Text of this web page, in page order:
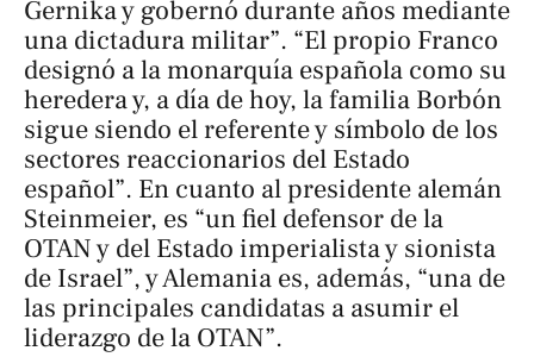
Gernika y gobernó durante años mediante
una dictadura militar”. “El propio Franco
designó a la monarquía española como su
heredera y, a día de hoy, la familia Borbón
sigue siendo el referente y símbolo de los
sectores reaccionarios del Estado
español”. En cuanto al presidente alemán
Steinmeier, es “un fiel defensor de la
OTAN y del Estado imperialista y sionista
de Israel”, y Alemania es, además, “una de
las principales candidatas a asumir el
liderazgo de la OTAN”.